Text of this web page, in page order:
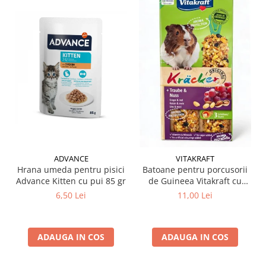
ADVANCE
Hrana umeda pentru pisici
Advance Kitten cu pui 85 gr
6,50 Lei
ADAUGA IN COS
VITAKRAFT
Batoane pentru porcusorii
de Guineea Vitakraft cu
struguri & nuci 2 buc
11,00 Lei
ADAUGA IN COS